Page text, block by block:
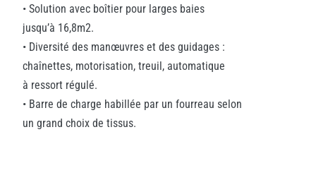
• Solution avec boîtier pour larges baies
jusqu’à 16,8m2.
• Diversité des manœuvres et des guidages :
chaînettes, motorisation, treuil, automatique
à ressort régulé.
• Barre de charge habillée par un fourreau selon
un grand choix de tissus.